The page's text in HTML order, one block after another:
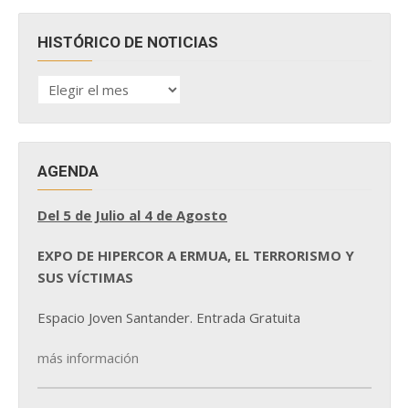
HISTÓRICO DE NOTICIAS
HISTÓRICO
DE
AGENDA
Del 5 de Julio al 4 de Agosto
EXPO DE HIPERCOR A ERMUA, EL TERRORISMO Y
SUS VÍCTIMAS
Espacio Joven Santander. Entrada Gratuita
más información